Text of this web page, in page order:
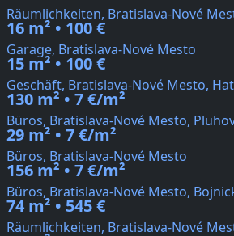
Räumlichkeiten, Bratislava-Nové
16 m² • 100 €
Garage, Bratislava-Nové Mesto
15 m² • 100 €
Geschäft, Bratislava-Nové Mesto,
130 m² • 7 €/m²
Büros, Bratislava-Nové Mesto,
29 m² • 7 €/m²
Büros, Bratislava-Nové Mesto
156 m² • 7 €/m²
Büros, Bratislava-Nové Mesto,
74 m² • 545 €
Räumlichkeiten, Bratislava-Nové